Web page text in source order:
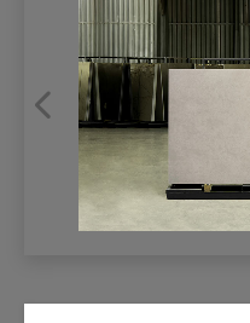
REFRANSLAR
İLETİŞİM